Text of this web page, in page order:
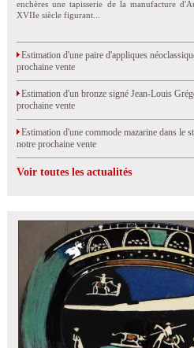
enchères une tapisserie de la manufacture
XVIIe siècle figurant...
Estimation d'une paire d'appliques
prochaine vente
Estimation d'un bronze signé Jean-Louis
prochaine vente
Estimation d'une commode mazarine dans le
notre prochaine vente
Voir toutes les actualités